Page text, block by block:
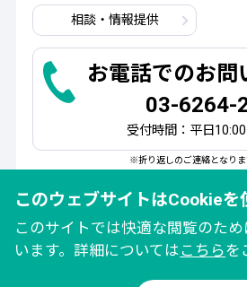
相談・情報提供
お電話でのお
03-6264-
受付時間：平日
※折り返しのご連絡となりま
このウェブサイトはCookieを
このサイトでは快適な閲覧のた
います。詳細については こちらを